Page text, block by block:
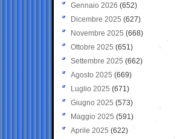
Gennaio 2026 (652)
Dicembre 2025 (627)
Novembre 2025 (668)
Ottobre 2025 (651)
Settembre 2025 (662)
Agosto 2025 (669)
Luglio 2025 (671)
Giugno 2025 (573)
Maggio 2025 (591)
Aprile 2025 (622)